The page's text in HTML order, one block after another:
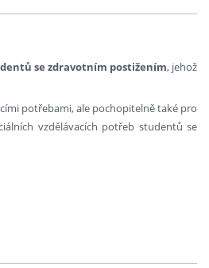
se zdravotním postižením, jehož
potřebami, ale pochopitelně také pro
vzdělávacích potřeb studentů se